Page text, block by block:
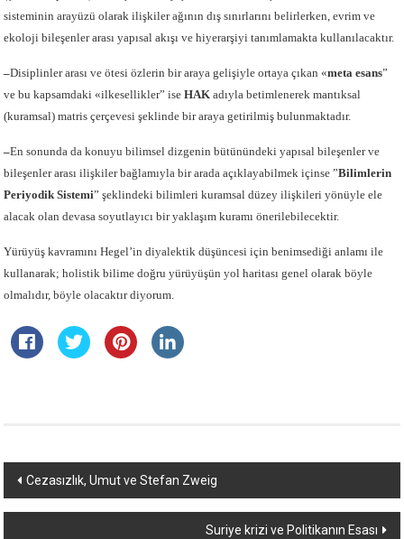
sisteminin arayüzü olarak ilişkiler ağının dış sınırlarını belirlerken, evrim ve
ekoloji bileşenler arası yapısal akışı ve hiyerarşiyi tanımlamakta kullanılacaktır.
–Disiplinler arası ve ötesi özlerin bir araya gelişiyle ortaya çıkan «meta esans”
ve bu kapsamdaki «ilkesellikler” iseHAKadıyla betimlenerek mantıksal
(kuramsal) matris çerçevesi şeklinde bir araya getirilmiş bulunmaktadır.
–En sonunda da konuyu bilimsel dizgenin bütünündeki yapısal bileşenler ve
bileşenler arası ilişkiler bağlamıyla bir arada açıklayabilmek içinse ”Bilimlerin
Periyodik Sistemi” şeklindeki bilimleri kuramsal düzey ilişkileri yönüyle ele
alacak olan devasa soyutlayıcı bir yaklaşım kuramı önerilebilecektir.
Yürüyüş kavramını Hegel’in diyalektik düşüncesi için benimsediği anlamı ile
kullanarak; holistik bilime doğru yürüyüşün yol haritası genel olarak böyle
olmalıdır, böyle olacaktır diyorum.
Yazı
dolaşımı
Cezasızlık, Umut ve Stefan Zweig
Suriye krizi ve Politikanın Esası